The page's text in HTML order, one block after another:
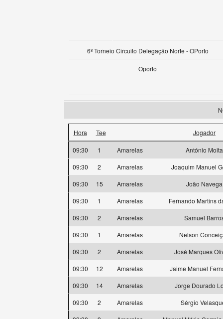
6º Torneio Circuito Delegação Norte - OPorto
Oporto
Hora Tee Jogador
09:30 1 Amarelas
António Moita
09:30
2 Amarelas
Joaquim Manuel
09:30
15 Amarelas
João Navega
09:30
1 Amarelas
Fernando Martins
09:30
2 Amarelas
Samuel
09:30
1 Amarelas
Nelson
09:30
2 Amarelas
José Marques
09:30
12 Amarelas
Jaime Manuel
09:30
14 Amarelas
Jorge Dourado
09:30
2 Amarelas
Sérgio